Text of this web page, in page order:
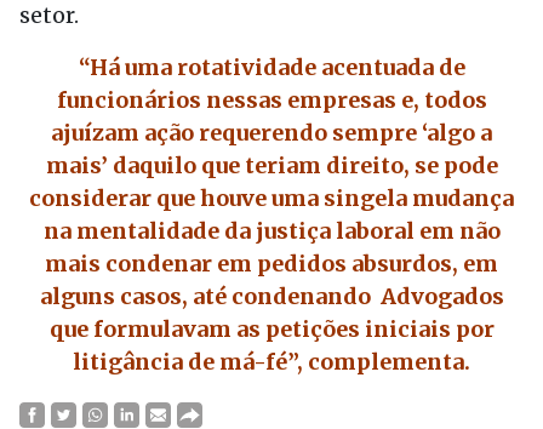
setor.
“Há uma rotatividade acentuada de
funcionários nessas empresas e, todos
ajuízam ação requerendo sempre ‘algo a
mais’ daquilo que teriam direito, se pode
considerar que houve uma singela mudança
na mentalidade da justiça laboral em não
mais condenar em pedidos absurdos, em
alguns casos, até condenando Advogados
que formulavam as petições iniciais por
litigância de má-fé”, complementa.